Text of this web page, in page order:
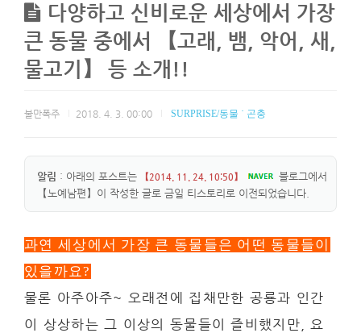
다양하고 신비로운 세상에서 가장
큰 동물 중에서 【고래, 뱀, 악어, 새,
물고기】 등 소개!!
불만폭주 2018. 4. 3. 00:00 SURPRISE/동물 ˙ 곤충
알림 : 아래의 포스트는 【2014. 11. 24. 10:50】
블로그에서
【노예남편】이 작성한 글로 금일 티스토리로 이전되었습니다.
과연 세상에서 가장 큰 동물들은 어떤 동물들이
있을까요?
물론 아주아주~ 오래전에 집채만한 공룡과 인간
이 상상하는 그 이상의 동물들이 즐비했지만, 요